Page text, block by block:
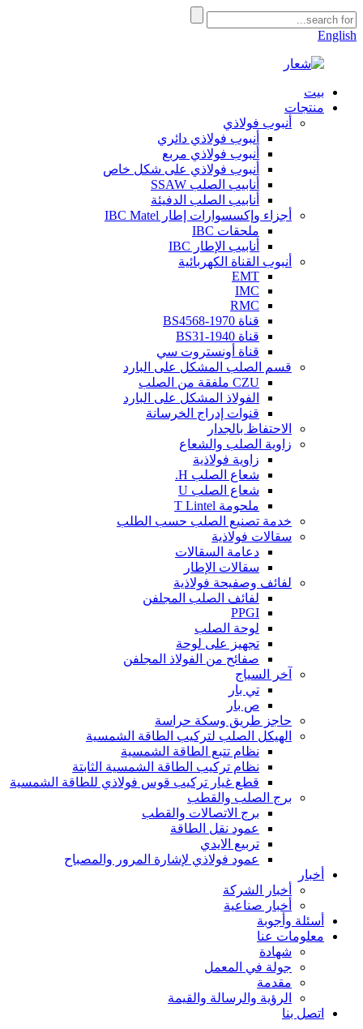
English
بيت
منتجات
أنبوب فولاذي
أنبوب فولاذي دائري
أنبوب فولاذي مربع
أنبوب فولاذي على شكل خاص
أنابيب الصلب SSAW
أنابيب الصلب الدفيئة
أجزاء وإكسسوارات إطار IBC Matel
ملحقات IBC
أنابيب الإطار IBC
أنبوب القناة الكهربائية
EMT
IMC
RMC
قناة BS4568-1970
قناة BS31-1940
قناة أونستروت سي
قسم الصلب المشكل على البارد
CZU ملفقة من الصلب
الفولاذ المشكل على البارد
قنوات إدراج الخرسانة
الاحتفاظ بالجدار
زاوية الصلب والشعاع
زاوية فولاذية
شعاع الصلب H.
شعاع الصلب U
ملحومة T Lintel
خدمة تصنيع الصلب حسب الطلب
سقالات فولاذية
دعامة السقالات
سقالات الإطار
لفائف وصفيحة فولاذية
لفائف الصلب المجلفن
PPGI
لوحة الصلب
تجهيز على لوحة
صفائح من الفولاذ المجلفن
آخر السياج
تي بار
ص بار
حاجز طريق وسكة حراسة
الهيكل الصلب لتركيب الطاقة الشمسية
نظام تتبع الطاقة الشمسية
نظام تركيب الطاقة الشمسية الثابتة
قطع غيار تركيب قوس فولاذي للطاقة الشمسية
برج الصلب والقطب
برج الاتصالات والقطب
عمود نقل الطاقة
تربيع الايدي
عمود فولاذي لإشارة المرور والمصباح
أخبار
أخبار الشركة
أخبار صناعية
أسئلة وأجوبة
معلومات عنا
شهادة
جولة في المعمل
مقدمة
الرؤية والرسالة والقيمة
اتصل بنا